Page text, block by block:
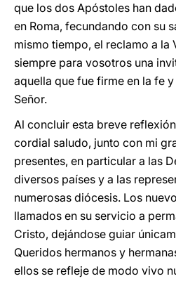
que los dos Apóstoles han
en Roma, fecundando con su
mismo tiempo, el reclamo a la
siempre para vosotros una
aquella que fue firme en la fe
Señor.
Al concluir esta breve
cordial saludo, junto con mi
presentes, en particular a las
diversos países y a las
numerosas diócesis. Los
llamados en su servicio a
Cristo, dejándose guiar
Queridos hermanos y
ellos se refleje de modo vivo